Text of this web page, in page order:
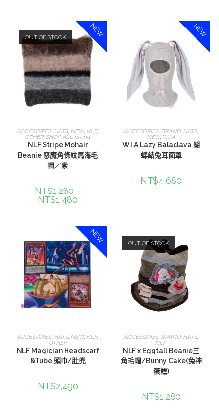
NEW
OUT OF STOCK
選擇規格
ACCESORIES,HATS,NEW,NLF,
OTHER, SHOP ALL brand
NLF Stripe Mohair
Beanie 惡魔角條紋馬海毛
帽／素
NT$1,280 –
NT$1,480
NEW
選擇規格
ACCESORIES, BRAND, HATS,
NEW, W.I.A
W.I.A Lazy Balaclava 蝴
蝶結兔耳面罩
NT$4,680
NEW
選擇規格
ACCESORIES ,HATS ,NEW,NLF,
OTHER
NLF Magician Headscarf
&Tube 頭巾/肚兜
NT$2,490
OUT OF STOCK
選擇規格
ACCESORIES, BRAND, HATS,
NLF
NLF x Eggtall Beanie三
角毛帽/Bunny Cake(兔神
蛋糕)
NT$1,280